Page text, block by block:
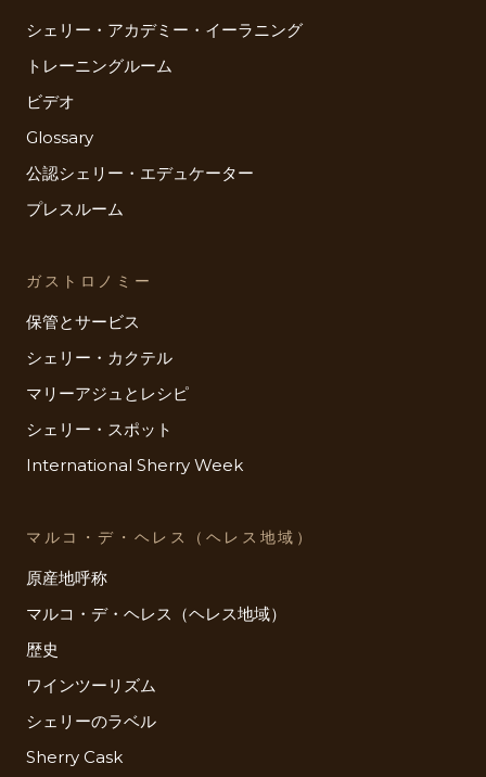
シェリー・アカデミー・イーラニング
トレーニングルーム
ビデオ
Glossary
公認シェリー・エデュケーター
プレスルーム
ガストロノミー
保管とサービス
シェリー・カクテル
マリーアジュとレシピ
シェリー・スポット
International Sherry Week
マルコ・デ・ヘレス（ヘレス地域）
原産地呼称
マルコ・デ・ヘレス（ヘレス地域）
歴史
ワインツーリズム
シェリーのラベル
Sherry Cask